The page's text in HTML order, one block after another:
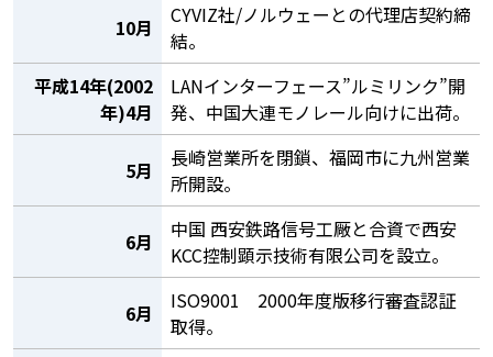
10月
CYVIZ社/ノルウェーとの代理店契約締
結。
平成14年(2002
年)4月
LANインターフェース”ルミリンク”開
発、中国大連モノレール向けに出荷。
5月
長崎営業所を閉鎖、福岡市に九州営業
所開設。
6月
中国 西安鉄路信号工厰と合資で西安
KCC控制顕示技術有限公司を設立。
6月
ISO9001 2000年度版移行審査認証
取得。